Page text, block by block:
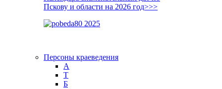
Пскову и области на 2026 год>>>
Персоны краеведения
А
T
Б